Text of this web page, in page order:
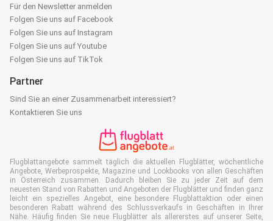
Für den Newsletter anmelden
Folgen Sie uns auf Facebook
Folgen Sie uns auf Instagram
Folgen Sie uns auf Youtube
Folgen Sie uns auf TikTok
Partner
Sind Sie an einer Zusammenarbeit interessiert?
Kontaktieren Sie uns
Flugblattangebote sammelt täglich die aktuellen Flugblätter, wöchentliche
Angebote, Werbeprospekte, Magazine und Lookbooks von allen Geschäften
in Österreich zusammen. Dadurch bleiben Sie zu jeder Zeit auf dem
neuesten Stand von Rabatten und Angeboten der Flugblätter und finden ganz
leicht ein spezielles Angebot, eine besondere Flugblattaktion oder einen
besonderen Rabatt während des Schlussverkaufs in Geschäften in Ihrer
Nähe. Häufig finden Sie neue Flugblätter als allererstes auf unserer Seite,